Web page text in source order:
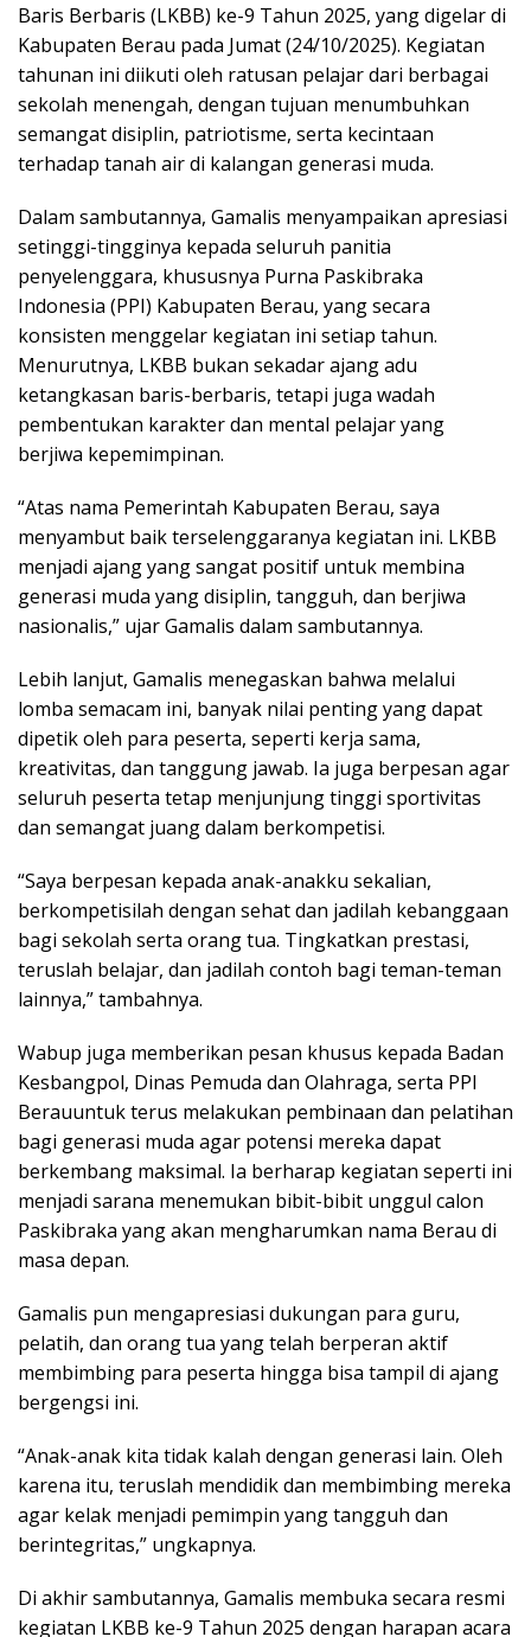
Baris Berbaris (LKBB) ke-9 Tahun 2025, yang digelar di
Kabupaten Berau pada Jumat (24/10/2025). Kegiatan
tahunan ini diikuti oleh ratusan pelajar dari berbagai
sekolah menengah, dengan tujuan menumbuhkan
semangat disiplin, patriotisme, serta kecintaan
terhadap tanah air di kalangan generasi muda.
Dalam sambutannya, Gamalis menyampaikan apresiasi
setinggi-tingginya kepada seluruh panitia
penyelenggara, khususnya Purna Paskibraka
Indonesia (PPI) Kabupaten Berau, yang secara
konsisten menggelar kegiatan ini setiap tahun.
Menurutnya, LKBB bukan sekadar ajang adu
ketangkasan baris-berbaris, tetapi juga wadah
pembentukan karakter dan mental pelajar yang
berjiwa kepemimpinan.
“Atas nama Pemerintah Kabupaten Berau, saya
menyambut baik terselenggaranya kegiatan ini. LKBB
menjadi ajang yang sangat positif untuk membina
generasi muda yang disiplin, tangguh, dan berjiwa
nasionalis,” ujar Gamalis dalam sambutannya.
Lebih lanjut, Gamalis menegaskan bahwa melalui
lomba semacam ini, banyak nilai penting yang dapat
dipetik oleh para peserta, seperti kerja sama,
kreativitas, dan tanggung jawab. Ia juga berpesan agar
seluruh peserta tetap menjunjung tinggi sportivitas
dan semangat juang dalam berkompetisi.
“Saya berpesan kepada anak-anakku sekalian,
berkompetisilah dengan sehat dan jadilah kebanggaan
bagi sekolah serta orang tua. Tingkatkan prestasi,
teruslah belajar, dan jadilah contoh bagi teman-teman
lainnya,” tambahnya.
Wabup juga memberikan pesan khusus kepada Badan
Kesbangpol, Dinas Pemuda dan Olahraga, serta PPI
Berauuntuk terus melakukan pembinaan dan pelatihan
bagi generasi muda agar potensi mereka dapat
berkembang maksimal. Ia berharap kegiatan seperti ini
menjadi sarana menemukan bibit-bibit unggul calon
Paskibraka yang akan mengharumkan nama Berau di
masa depan.
Gamalis pun mengapresiasi dukungan para guru,
pelatih, dan orang tua yang telah berperan aktif
membimbing para peserta hingga bisa tampil di ajang
bergengsi ini.
“Anak-anak kita tidak kalah dengan generasi lain. Oleh
karena itu, teruslah mendidik dan membimbing mereka
agar kelak menjadi pemimpin yang tangguh dan
berintegritas,” ungkapnya.
Di akhir sambutannya, Gamalis membuka secara resmi
kegiatan LKBB ke-9 Tahun 2025 dengan harapan acara